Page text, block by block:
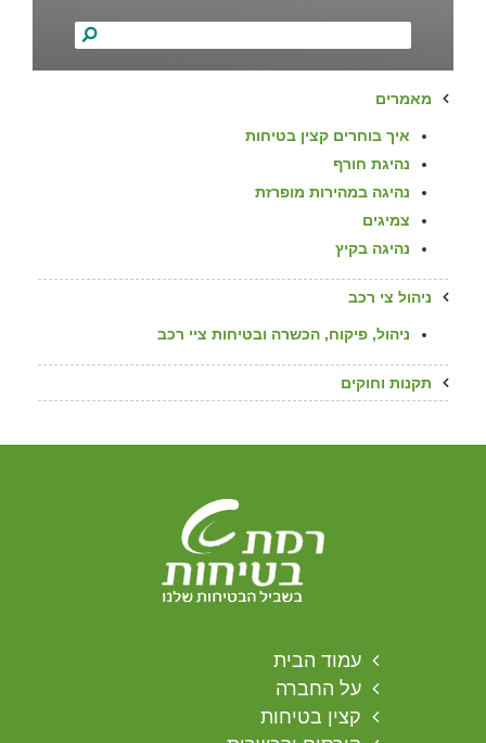
מאמרים
איך בוחרים קצין בטיחות
נהיגת חורף
נהיגה במהירות מופרזת
צמיגים
נהיגה בקיץ
ניהול צי רכב
ניהול, פיקוח, הכשרה ובטיחות ציי רכב
תקנות וחוקים
עמוד הבית
על החברה
קצין בטיחות